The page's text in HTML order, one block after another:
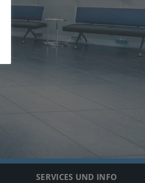
SERVICES UND INFO